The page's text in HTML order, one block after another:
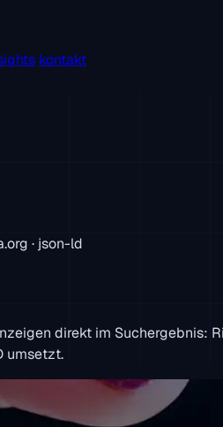
kontakt
· json-ld
direkt im
umsetzt.